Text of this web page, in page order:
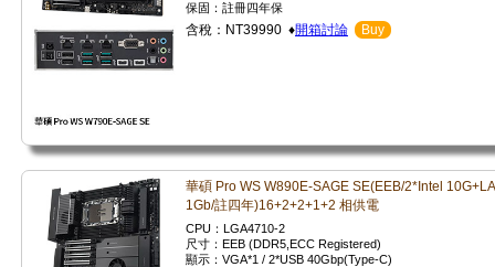
保固：註冊四年保
含稅：NT39990 ♦開箱討論 Buy
華碩 Pro WS W890E-SAGE SE(EEB/2*Intel
1Gb/註四年)16+2+2+1+2 相供電
CPU：LGA4710-2
尺寸：EEB (DDR5,ECC Registered)
顯示：VGA*1 / 2*USB 40Gbp(Type-C)